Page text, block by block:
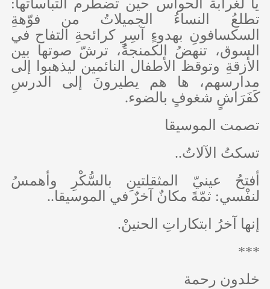
يا لغرابة الحواس حين تضطرم التباساتها:
تطلعُ النساﺀُ الجميلاتُ من فوّهةِ
السكسافونِ بهدوﺀٍ آسِرٍ كرائحةِ التفاح في
السوق، تنهضُ الكمنجةُ، ترشّ صوتها بين
الأزقةِ وتوقظ الأطفال النائمين ليذهبوا إلى
مدارسهم، ها هم يطيرونَ إلى الدرسِ
كَفَرَاشٍ شغوفٍ بالضوﺀ.
تصمت الموسيقا
تسكتُ الآلاتُ..
أفتحُ عينيّ المثقلتينِ بالسُّكْرِ وأهمسُ
لنفْسي: ثمّةَ مكانٌ آخرٌ في الموسيقا..
إنها آخرُ ابتكاراتِ الحنينْ.
***
خلدون رحمة